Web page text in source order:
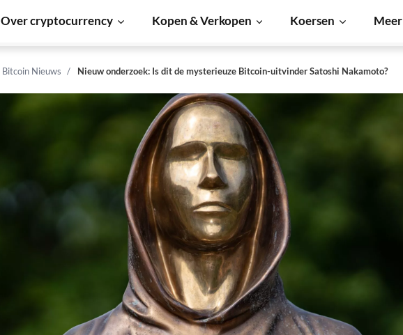
Over cryptocurrency Kopen & Verkopen Koersen Meer
Bitcoin Nieuws Nieuw onderzoek: Is dit de mysterieuze Bitcoin-uitvinder Satoshi Nakamoto?